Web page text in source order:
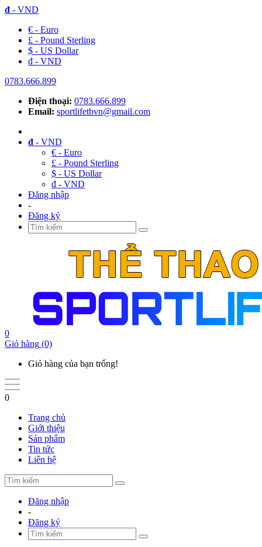
đ - VND
€ - Euro
£ - Pound Sterling
$ - US Dollar
đ - VND
0783.666.899
Điện thoại: 0783.666.899
Email: sportlifetbvn@gmail.com
đ - VND
€ - Euro
£ - Pound Sterling
$ - US Dollar
đ - VND
Đăng nhập
-
Đăng ký
0
Giỏ hàng (0)
Giỏ hàng của bạn trống!
0
Trang chủ
Giới thiệu
Sản phẩm
Tin tức
Liên hệ
Đăng nhập
-
Đăng ký